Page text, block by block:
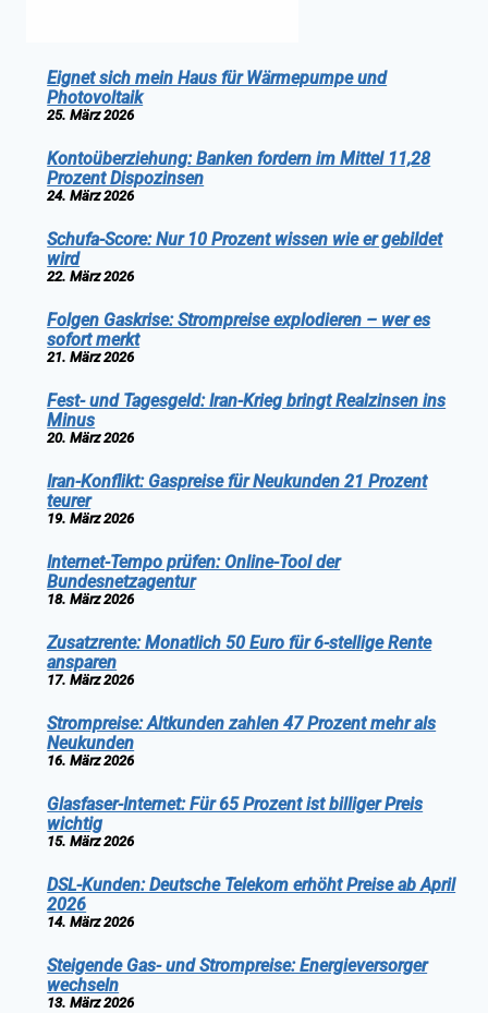
Eignet sich mein Haus für Wärmepumpe und
Photovoltaik
25. März 2026
Kontoüberziehung: Banken fordern im Mittel 11,28
Prozent Dispozinsen
24. März 2026
Schufa-Score: Nur 10 Prozent wissen wie er gebildet
wird
22. März 2026
Folgen Gaskrise: Strompreise explodieren – wer es
sofort merkt
21. März 2026
Fest- und Tagesgeld: Iran-Krieg bringt Realzinsen ins
Minus
20. März 2026
Iran-Konflikt: Gaspreise für Neukunden 21 Prozent
teurer
19. März 2026
Internet-Tempo prüfen: Online-Tool der
Bundesnetzagentur
18. März 2026
Zusatzrente: Monatlich 50 Euro für 6-stellige Rente
ansparen
17. März 2026
Strompreise: Altkunden zahlen 47 Prozent mehr als
Neukunden
16. März 2026
Glasfaser-Internet: Für 65 Prozent ist billiger Preis
wichtig
15. März 2026
DSL-Kunden: Deutsche Telekom erhöht Preise ab April
2026
14. März 2026
Steigende Gas- und Strompreise: Energieversorger
wechseln
13. März 2026